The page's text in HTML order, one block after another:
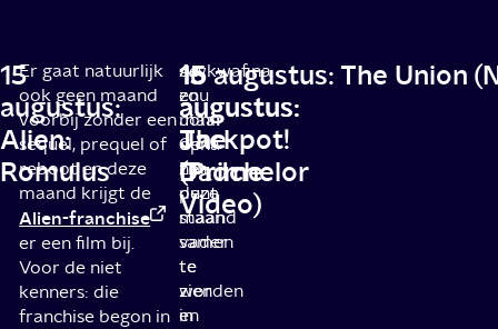
15
augustus:
Alien:
Romulus
Er gaat natuurlijk
ook geen maand
voorbij zonder een
sequel, prequel of
reboot en deze
maand krijgt de
Alien-franchise
er een film bij.
Voor de niet
kenners: die
franchise begon in
15
augustus:
Jackpot!
(Prime
Video)
Awkwafina
en
John
Cena
zijn
deze
maand
samen
te
zien
in
15
augustus:
The
Dadchelor
Je
zou
maar
op
het
punt
staan
vader
te
worden
en
16 augustus: The Union